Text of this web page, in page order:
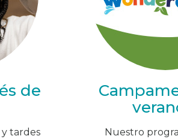
de
tardes
Nuestro